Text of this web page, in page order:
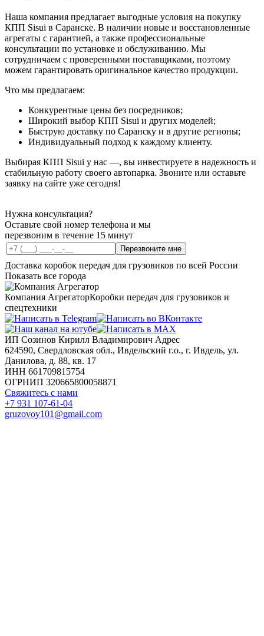
Наша компания предлагает выгодные условия на покупку
КПП Sisui в Саранске. В наличии новые и восстановленные
агрегаты с гарантией, а также профессиональные
консультации по установке и обслуживанию. Мы
сотрудничаем с проверенными поставщиками, поэтому
можем гарантировать оригинальное качество продукции.
Что мы предлагаем:
Конкурентные цены без посредников;
Широкий выбор КПП Sisui и других моделей;
Быструю доставку по Саранску и в другие регионы;
Индивидуальный подход к каждому клиенту.
Выбирая КПП Sisui у нас —, вы инвестируете в надежность и
стабильную работу своего автопарка. Звоните или оставьте
заявку на сайте уже сегодня!
Нужна консультация?
Оставьте свой номер телефона и мы
перезвоним в течение 15 минут
Перезвоните мне
Доставка коробок передач для грузовиков по всей России
Показать все города
Компания АгрегаторКоробки передач для грузовиков и
спецтехники
ИП Созинов Кирилл Владимирович Адрес
624590, Свердловская обл., Ивдельский г.о., г. Ивдель, ул.
Данилова, д. 88, кв. 17
ИНН 661709815754
ОГРНИП 320665800058871
Свяжитесь с нами
+7 931 107-61-04
gruzovoy101@gmail.com